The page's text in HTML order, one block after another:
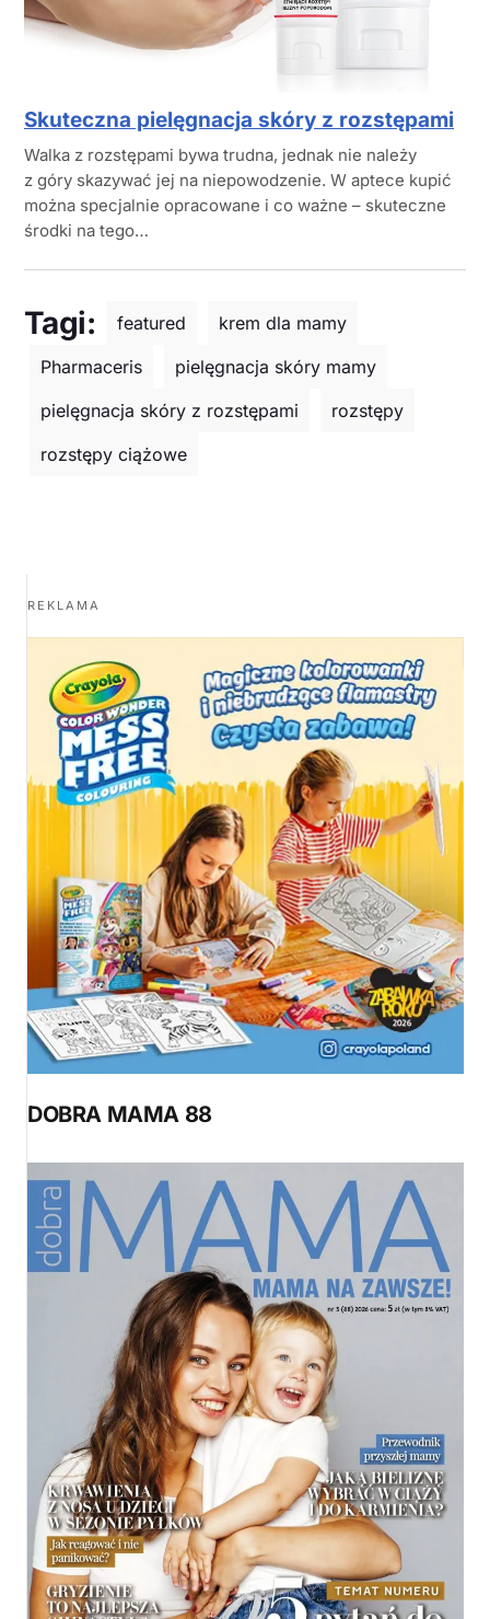
Skuteczna pielęgnacja skóry z rozstępami
Walka z rozstępami bywa trudna, jednak nie należy
z góry skazywać jej na niepowodzenie. W aptece kupić
można specjalnie opracowane i co ważne – skuteczne
środki na tego…
Tagi: featured
krem dla mamy
Pharmaceris
pielęgnacja skóry mamy
pielęgnacja skóry z rozstępami
rozstępy
rozstępy ciążowe
REKLAMA
DOBRA MAMA 88